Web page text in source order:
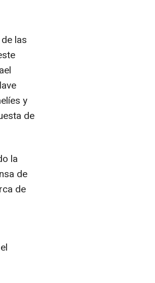
las
y
de
la
de
de